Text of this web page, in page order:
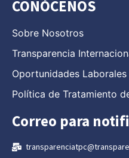
CONÓCENOS
Sobre Nosotros
Transparencia
Oportunidades Laborales
Política de Tratamiento
Correo para